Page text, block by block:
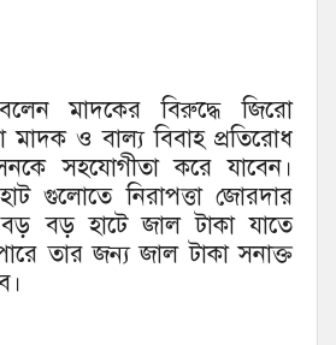
মাদকের বিরুদ্ধে জিরো
মাদক ও বাল্য বিবাহ প্রতিরোধ
সহযোগীতা করে যাবেন।
গুলোতে নিরাপত্তা জোরদার
বড় হাটে জাল টাকা যাতে
তার জন্য জাল টাকা সনাক্ত